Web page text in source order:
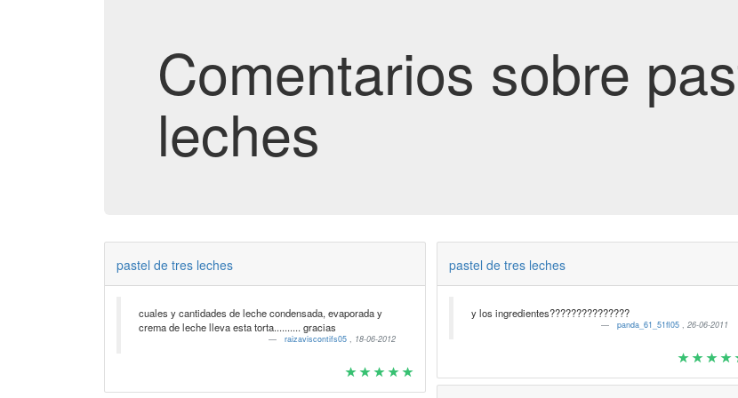
Comentarios sobre
leches
pastel de tres leches
cuales y cantidades de leche condensada, evaporada y
crema de leche lleva esta torta.......... gracias
raizaviscontifs05, 18-06-2012
pastel de tres leches
y los ingredientes???????????????
panda_61_51fl05,26-06-2011